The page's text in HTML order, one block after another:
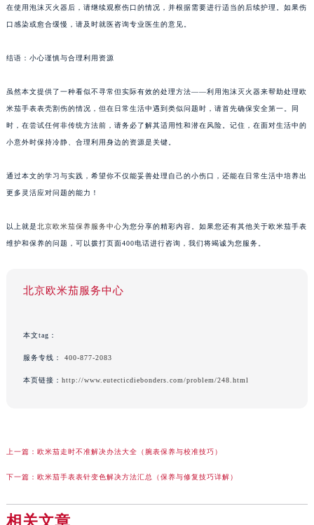
在使用泡沫灭火器后，请继续观察伤口的情况，并根据需要进行适当的后续护理。如果伤
口感染或愈合缓慢，请及时就医咨询专业医生的意见。
结语：小心谨慎与合理利用资源
虽然本文提供了一种看似不寻常但实际有效的处理方法——利用泡沫灭火器来帮助处理欧
米茄手表表壳割伤的情况，但在日常生活中遇到类似问题时，请首先确保安全第一。同
时，在尝试任何非传统方法前，请务必了解其适用性和潜在风险。记住，在面对生活中的
小意外时保持冷静、合理利用身边的资源是关键。
通过本文的学习与实践，希望你不仅能妥善处理自己的小伤口，还能在日常生活中培养出
更多灵活应对问题的能力！
以上就是北京欧米茄保养服务中心为您分享的精彩内容。如果您还有其他关于欧米茄手表
维护和保养的问题，可以拨打页面400电话进行咨询，我们将竭诚为您服务。
北京欧米茄服务中心
本文tag：
服务专线： 400-877-2083
本页链接： http://www.eutecticdiebonders.com/problem/248.html
上一篇： 欧米茄走时不准解决办法大全（腕表保养与校准技巧）
下一篇： 欧米茄手表表针变色解决方法汇总（保养与修复技巧详解）
相关文章